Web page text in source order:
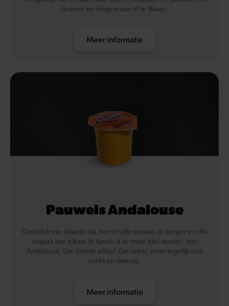
duimen en vingers van af te likken.
Meer informatie
Pauwels Andalouse
Om dat frisse blaadje sla, het schijfje tomaat, je burger én die
augurk aan elkaar te lijmen is er maar één manier: met
Andalouse. Een beetje pittig? Dat zeker, maar tegelijk ook
zacht en smeuïg.
Meer informatie